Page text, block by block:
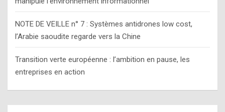
NOTE DE VEILLE n° 7 : Systèmes antidrones low cost,
l’Arabie saoudite regarde vers la Chine
Transition verte européenne : l’ambition en pause, les
entreprises en action